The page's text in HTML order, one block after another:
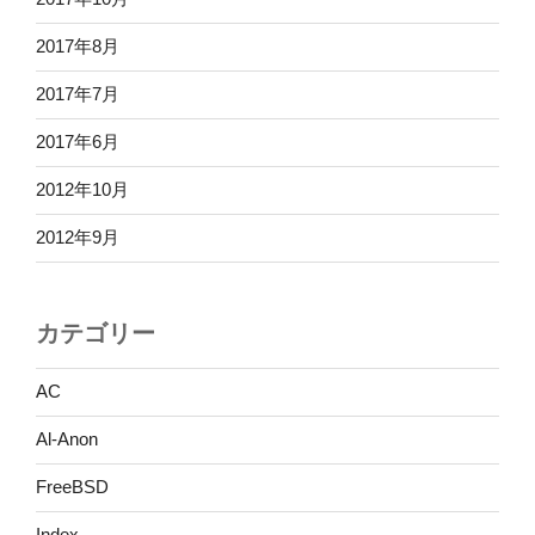
2017年8月
2017年7月
2017年6月
2012年10月
2012年9月
カテゴリー
AC
Al-Anon
FreeBSD